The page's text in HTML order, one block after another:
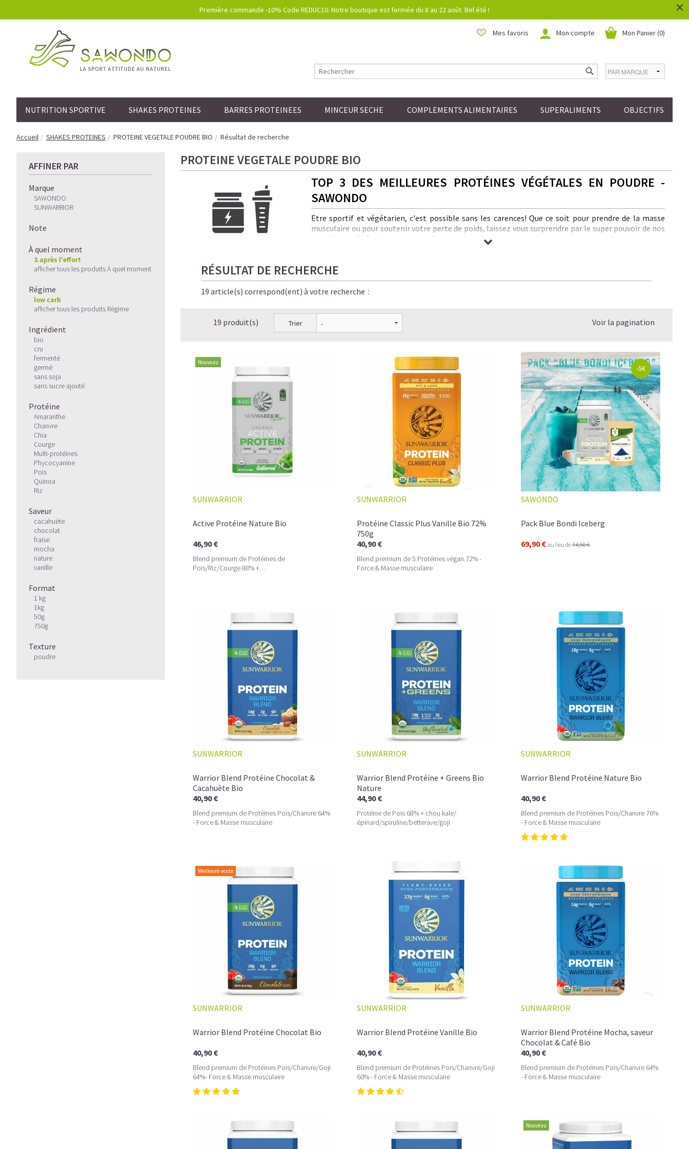
Première commande -10% Code REDUC10. Notre boutique est fermée du 8 au 22 août. Bel été ! ×
Mon Panier (0)
Mon compte
Mes favoris
NUTRITION SPORTIVE SHAKES PROTEINES BARRES PROTEINEES MINCEUR SECHE COMPLEMENTS ALIMENTAIRES SUPERALIMENTS OBJECTIFS
Accueil SHAKES PROTEINES PROTEINE VEGETALE POUDRE BIO Résultat de recherche
AFFINER PAR
Marque
SAWONDO
SUNWARRIOR
Note
À quel moment
3.après l'effort
afficher tous les produits À quel moment
Régime
low carb
afficher tous les produits Régime
Ingrédient
bio
cru
fermenté
germé
sans soja
sans sucre ajouté
Protéine
Amaranthe
Chanvre
Chia
Courge
Multi-protéines
Phycocyanine
Pois
Quinoa
Riz
Saveur
cacahuète
chocolat
fraise
mocha
nature
vanille
Format
1 kg
1kg
50g
750g
Texture
poudre
PROTEINE VEGETALE POUDRE BIO
TOP 3 DES MEILLEURES PROTÉINES VÉGÉTALES EN POUDRE -
SAWONDO
Etre sportif et végétarien, c'est possible sans les carences! Que ce soit pour prendre de la masse
musculaire ou pour soutenir votre perte de poids, laissez vous surprendre par le super pouvoir de nos
protéines végétales premium ! Par leur équilibre nutritionnel optimal, notre collection alliant
protéine animale difficile à digérer.
est issue de vaches traitées sous hormones et antibiotiques, il convient de privilégier des alternatives
végétales plus saines. On se tournera alors vers l'option de la
classique ne permet pas de couvrir des besoins importants en protéines ou si vous souhaitez intégrer
une source de protéine supplémentaire dans votre régime pour un meilleur équilibre. Produites à
partir de graines, oléagineux, céréales ou légumineuses,
lles ont l'avantage d'apporter un taux élevé
de protéines sans avoir autant de glucides ou de lipides que dans les aliments courants.
LA PROTÉINE DE CHANVRE BIO, VOTRE ATOUT SANTÉ AU
Non seulement les graines de chanvre apportent des protéines complètes d'excellente qualité, elles
sont aussi extrêmement bien pourvues en nutriments précieux tels que les omégas 3, vitamines B, E
constitue un des meilleurs choix pour les végétariens et personnes intolérantes au lactose. Avec 50%
protéine de chanvre bioest idéal pour favoriser la régénération de vos muscles et
augmenter leur volume et leur puissance. Sa richesse nutritive exceptionnelle, alliée à son goût
délicieux de noisette, en fait un aliment privilégié par les sportifs.
LA PROTÉINE DE POIS BIO, L'ACCÉLÉRATEUR DE VOTRE
biologiqueest issue de pois jaunes garantis sans pesticides, déshydratés et
RÉSULTAT DE RECHERCHE
19 article(s) correspond(ent) à votre recherche :
19 produit(s) Trier Voir la pagination
Nouveau
SUNWARRIOR
Active Protéine Nature Bio
46,90 €
Blend premium de Protéines de
Pois/Riz/Courge 88% +
SUNWARRIOR
Protéine Classic Plus Vanille Bio 72%
750g
40,90 €
Blend premium de 5 Protéines végan 72% -
Force & Masse musculaire
-5€
SAWONDO
Pack Blue Bondi Iceberg
69,90 € au lieu de74,90 €
SUNWARRIOR
Warrior Blend Protéine Chocolat &
Cacahuète Bio
40,90 €
Blend premium de Protéines Pois/Chanvre 64%
- Force & Masse musculaire
SUNWARRIOR
Warrior Blend Protéine + Greens Bio
Nature
44,90 €
Protéine de Pois 68% + chou kale/
épinard/spiruline/betterave/goji
SUNWARRIOR
Warrior Blend Protéine Nature Bio
40,90 €
Blend premium de Protéines Pois/Chanvre 76%
- Force & Masse musculaire
Meilleure vente
SUNWARRIOR
Warrior Blend Protéine Chocolat Bio
40,90 €
Blend premium de Protéines Pois/Chanvre/Goji
64%- Force & Masse musculaire
SUNWARRIOR
Warrior Blend Protéine Vanille Bio
40,90 €
Blend premium de Protéines Pois/Chanvre/Goji
60% - Force & Masse musculaire
SUNWARRIOR
Warrior Blend Protéine Mocha, saveur
Chocolat & Café Bio
40,90 €
Blend premium de Protéines Pois/Chanvre 64%
- Force & Masse musculaire
Nouveau